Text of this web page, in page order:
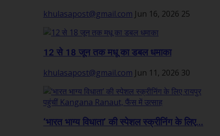
khulasapost@gmail.com Jun 16, 2026 25
12 से 18 जून तक मधू का डबल धमाका
khulasapost@gmail.com Jun 11, 2026 30
‘भारत भाग्य विधाता’ की स्पेशल स्क्रीनिंग के लिए...